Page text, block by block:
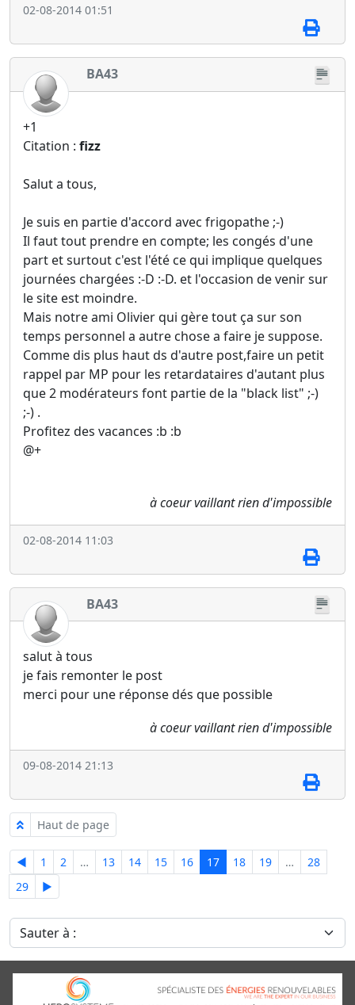
02-08-2014 01:51
BA43
+1
Citation : fizz
Salut a tous,
Je suis en partie d'accord avec frigopathe ;-)
Il faut tout prendre en compte; les congés d'une
part et surtout c'est l'été ce qui implique quelques
journées chargées :-D :-D. et l'occasion de venir sur
le site est moindre.
Mais notre ami Olivier qui gère tout ça sur son
temps personnel a autre chose a faire je suppose.
Comme dis plus haut ds d'autre post,faire un petit
rappel par MP pour les retardataires d'autant plus
que 2 modérateurs font partie de la "black list" ;-)
;-) .
Profitez des vacances :b :b
@+
à coeur vaillant rien d'impossible
02-08-2014 11:03
BA43
salut à tous
je fais remonter le post
merci pour une réponse dés que possible
à coeur vaillant rien d'impossible
09-08-2014 21:13
Haut de page
◄ 1 2 … 13 14 15 16 17 18 19 …
28
29
►
Sauter à :